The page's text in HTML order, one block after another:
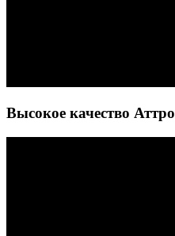
Высокое качество Аттро